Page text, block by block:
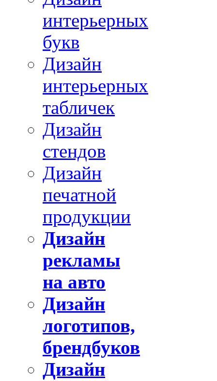
интерьерных
букв
Дизайн
интерьерных
табличек
Дизайн
стендов
Дизайн
печатной
продукции
Дизайн
рекламы
на авто
Дизайн
логотипов,
брендбуков
Дизайн